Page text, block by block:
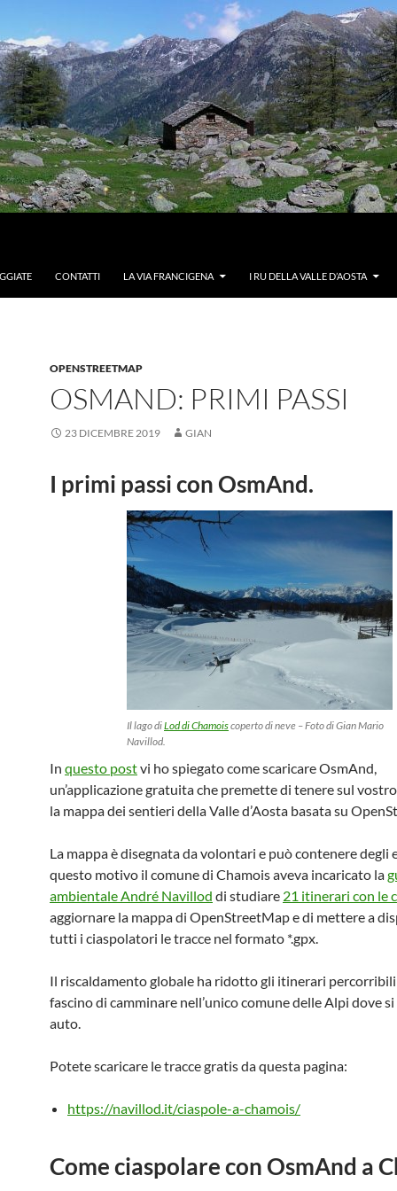
CONTATTI LA VIA FRANCIGENA I RU DELLA VALLE D’AOSTA
OPENSTREETMAP
OSMAND: PRIMI PASSI
23 DICEMBRE 2019 GIAN
I primi passi con OsmAnd.
Il lago diLod di Chamoiscoperto di neve – Foto di Gian Mario
Navillod.
In questo postvi ho spiegato come scaricare OsmAnd,
un’applicazione gratuita che premette di tenere sul
la mappa dei sentieri della Valle d’Aosta basata su
La mappa è disegnata da volontari e può contenere degli
questo motivo il comune di Chamois aveva incaricato la
ambientale André Navillod di studiare 21 itinerari con le
aggiornare la mappa di OpenStreetMap e di mettere a
tutti i ciaspolatori le tracce nel formato *.gpx.
Il riscaldamento globale ha ridotto gli itinerari percorribili
fascino di camminare nell’unico comune delle Alpi dove si
auto.
Potete scaricare le tracce gratis da questa pagina:
https://navillod.it/ciaspole-a-chamois/
Come ciaspolare con OsmAnd a